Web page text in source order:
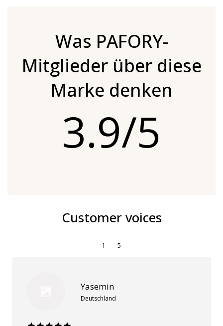
Was PAFORY-
Mitglieder über diese
Marke denken
3.9/5
Customer voices
1 — 5
Yasemin
Deutschland